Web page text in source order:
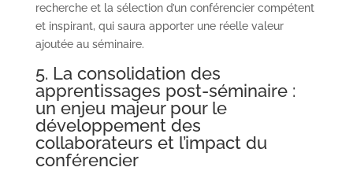
recherche et la sélection d’un conférencier compétent
et inspirant, qui saura apporter une réelle valeur
ajoutée au séminaire.
5. La consolidation des
apprentissages post-séminaire :
un enjeu majeur pour le
développement des
collaborateurs et l’impact du
conférencier